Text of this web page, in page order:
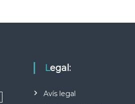
Legal:
Avís legal